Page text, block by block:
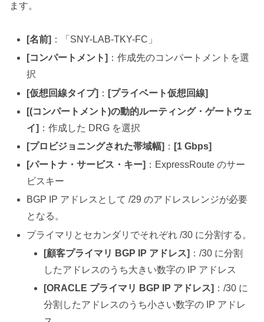
ます。
[名前] ：「SNY-LAB-TKY-FC」
[コンパートメント] ：作成先のコンパートメントを選
択
[仮想回線タイプ] ： [プライベート仮想回線]
[(コンパートメント)の動的ルーティング・ゲートウェ
イ] ：作成した DRG を選択
[プロビジョニングされた帯域幅] ： [1 Gbps]
[パートナ・サービス・キー] ：ExpressRoute のサー
ビスキー
BGP IP アドレスとして /29 のアドレスレンジが必要
となる。
プライマリとセカンダリでそれぞれ /30 に分割する。
[顧客プライマリ BGP IP アドレス] ：/30 に分割
したアドレスのうち大きい数字の IP アドレス
[ORACLE プライマリ BGP IP アドレス] ：/30 に
分割したアドレスのうち小さい数字の IP アドレ